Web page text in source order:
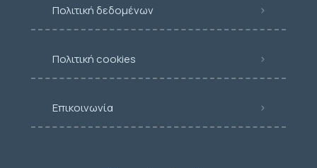
Πολιτική δεδομένων
Πολιτική cookies
Επικοινωνία